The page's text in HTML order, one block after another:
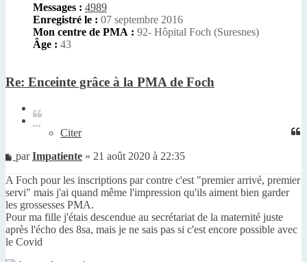
Messages : 4989
Enregistré le : 07 septembre 2016
Mon centre de PMA : 92- Hôpital Foch (Suresnes)
Âge : 43
Re: Enceinte grâce à la PMA de Foch
Citer
Message
lu
parImpatiente » 21 août 2020 à 22:35
A Foch pour les inscriptions par contre c'est "premier arrivé, premier
servi" mais j'ai quand même l'impression qu'ils aiment bien garder
les grossesses PMA.
Pour ma fille j'étais descendue au secrétariat de la maternité juste
après l'écho des 8sa, mais je ne sais pas si c'est encore possible avec
le Covid